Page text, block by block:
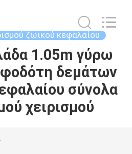
ζωικού κεφαλαίου
1.05m γύρω
δεμάτων
σύνολα
χειρισμού